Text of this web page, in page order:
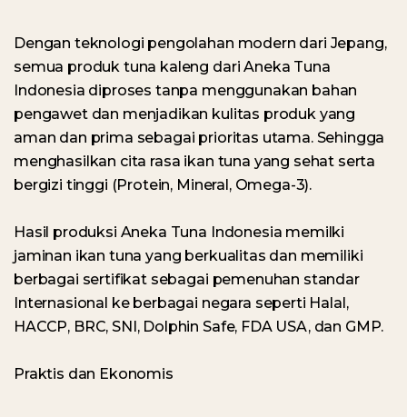
Dengan teknologi pengolahan modern dari Jepang,
semua produk tuna kaleng dari Aneka Tuna
Indonesia diproses tanpa menggunakan bahan
pengawet dan menjadikan kulitas produk yang
aman dan prima sebagai prioritas utama. Sehingga
menghasilkan cita rasa ikan tuna yang sehat serta
bergizi tinggi (Protein, Mineral, Omega-3).
Hasil produksi Aneka Tuna Indonesia memilki
jaminan ikan tuna yang berkualitas dan memiliki
berbagai sertifikat sebagai pemenuhan standar
Internasional ke berbagai negara seperti Halal,
HACCP, BRC, SNI, Dolphin Safe, FDA USA, dan GMP.
Praktis dan Ekonomis